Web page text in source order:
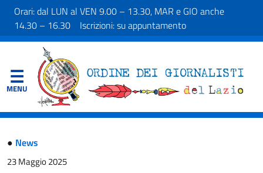
Orari: dal LUN al VEN 9.00 – 13.30, MAR e GIO anche
14.30 – 16.30 Iscrizioni: su appuntamento
● News
23 Maggio 2025